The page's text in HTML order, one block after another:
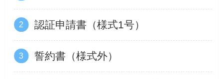
認証申請書（様式1号）
誓約書（様式外）